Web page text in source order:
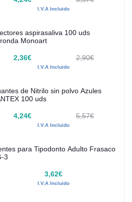
I.V.A Incluido
aspirasaliva 100 uds
Monoart
2,36€ 2,90€
I.V.A Incluido
de Nitrilo sin polvo Azules
100 uds
4,24€ 5,57€
I.V.A Incluido
para Tipodonto Adulto Frasaco
3
3,62€
I.V.A Incluido